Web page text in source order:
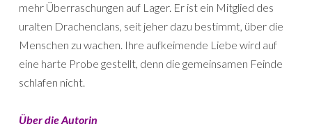
mehr Überraschungen auf Lager. Er ist ein Mitglied des
uralten Drachenclans, seit jeher dazu bestimmt, über die
Menschen zu wachen. Ihre aufkeimende Liebe wird auf
eine harte Probe gestellt, denn die gemeinsamen Feinde
schlafen nicht.
Über die Autorin